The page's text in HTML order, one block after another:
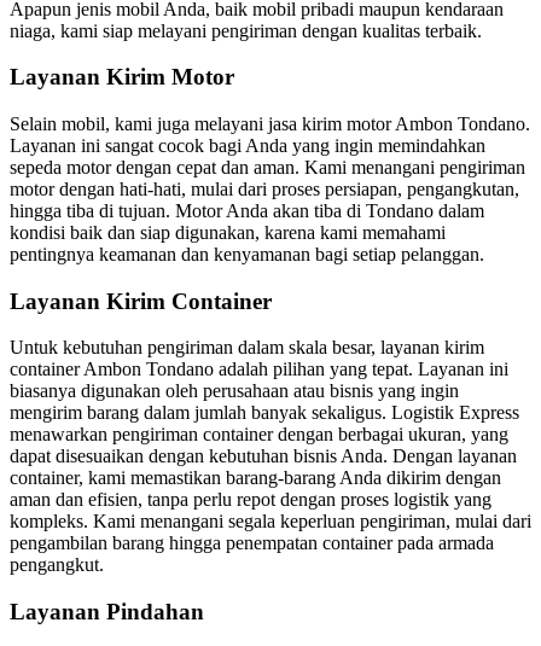
Apapun jenis mobil Anda, baik mobil pribadi maupun kendaraan
niaga, kami siap melayani pengiriman dengan kualitas terbaik.
Layanan Kirim Motor
Selain mobil, kami juga melayani jasa kirim motor Ambon Tondano.
Layanan ini sangat cocok bagi Anda yang ingin memindahkan
sepeda motor dengan cepat dan aman. Kami menangani pengiriman
motor dengan hati-hati, mulai dari proses persiapan, pengangkutan,
hingga tiba di tujuan. Motor Anda akan tiba di Tondano dalam
kondisi baik dan siap digunakan, karena kami memahami
pentingnya keamanan dan kenyamanan bagi setiap pelanggan.
Layanan Kirim Container
Untuk kebutuhan pengiriman dalam skala besar, layanan kirim
container Ambon Tondano adalah pilihan yang tepat. Layanan ini
biasanya digunakan oleh perusahaan atau bisnis yang ingin
mengirim barang dalam jumlah banyak sekaligus. Logistik Express
menawarkan pengiriman container dengan berbagai ukuran, yang
dapat disesuaikan dengan kebutuhan bisnis Anda. Dengan layanan
container, kami memastikan barang-barang Anda dikirim dengan
aman dan efisien, tanpa perlu repot dengan proses logistik yang
kompleks. Kami menangani segala keperluan pengiriman, mulai dari
pengambilan barang hingga penempatan container pada armada
pengangkut.
Layanan Pindahan